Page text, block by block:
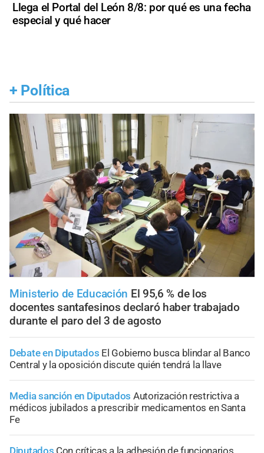
Llega el Portal del León 8/8: por qué es una fecha
especial y qué hacer
+ Política
Ministerio de Educación El 95,6 % de los
docentes santafesinos declaró haber trabajado
durante el paro del 3 de agosto
Debate en Diputados El Gobierno busca blindar al Banco
Central y la oposición discute quién tendrá la llave
Media sanción en Diputados Autorización restrictiva a
médicos jubilados a prescribir medicamentos en Santa
Fe